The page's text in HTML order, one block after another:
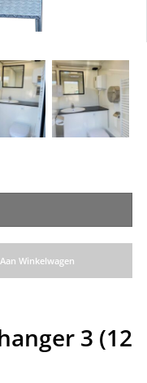
3 (12
Winkelwagen